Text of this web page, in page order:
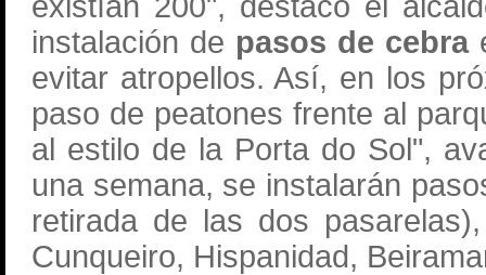
instalación de pasos de cebra
evitar atropellos. Así, en los
paso de peatones frente al
al estilo de la Porta do Sol",
una semana, se instalarán
retirada de las dos
Cunqueiro, Hispanidad,